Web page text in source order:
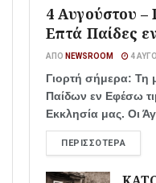
4 Αυγούστου –
Επτά Παίδες
ΑΠΌ NEWSROOM 4
Γιορτή σήμερα: Τη
Παίδων εν Εφέσω
Εκκλησία μας. Οι
ΠΕΡΙΣΣΌΤΕΡΑ